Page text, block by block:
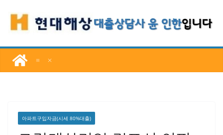
로
너
아파트구입자금(시세 80%대출)